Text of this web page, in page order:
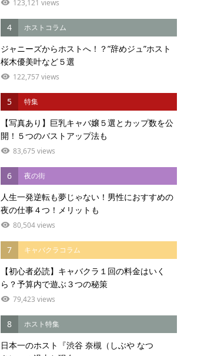
123,121 views
4 ホストコラム
ジャニーズからホストへ！？”辞めジュ”ホスト
桜木優美叶など５選
122,757 views
5 特集
【写真あり】巨乳キャバ嬢５選とカップ数を公
開！５つのバストアップ法も
83,675 views
6 夜の街
人生一発逆転も夢じゃない！男性におすすめの
夜の仕事４つ！メリットも
80,504 views
7 キャバクラコラム
【初心者必読】キャバクラ１回の料金はいく
ら？予算内で遊ぶ３つの秘策
79,423 views
8 ホスト特集
日本一のホスト『渋谷 奈槻（しぶや なつ